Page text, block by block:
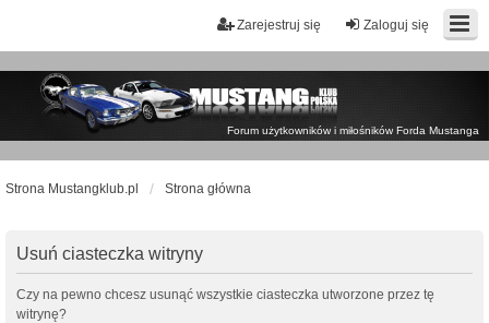
Zaloguj się
Zarejestruj się
Forum użytkowników i miłośników Forda Mustanga
Strona Mustangklub.pl Strona główna
Usuń ciasteczka witryny
Czy na pewno chcesz usunąć wszystkie ciasteczka utworzone przez tę
witrynę?